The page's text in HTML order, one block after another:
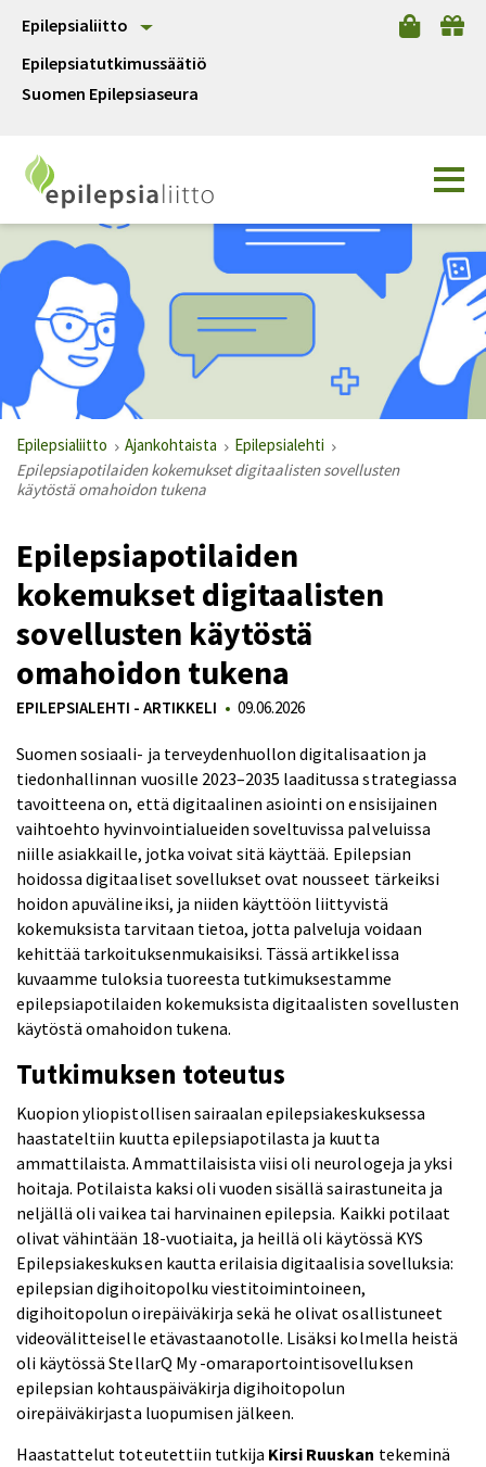
Epilepsialiitto
Epilepsiatutkimussäätiö
Suomen Epilepsiaseura
Epilepsialiitto Ajankohtaista
Epilepsialehti
Epilepsiapotilaiden kokemukset digitaalisten sovellusten
käytöstä omahoidon tukena
Epilepsiapotilaiden
kokemukset digitaalisten
sovellusten käytöstä
omahoidon tukena
EPILEPSIALEHTI - ARTIKKELI 09.06.2026
Suomen sosiaali- ja terveydenhuollon digitalisaation ja
tiedonhallinnan vuosille 2023–2035 laaditussa strategiassa
tavoitteena on, että digitaalinen asiointi on ensisijainen
vaihtoehto hyvinvointialueiden soveltuvissa palveluissa
niille asiakkaille, jotka voivat sitä käyttää. Epilepsian
hoidossa digitaaliset sovellukset ovat nousseet tärkeiksi
hoidon apuvälineiksi, ja niiden käyttöön liittyvistä
kokemuksista tarvitaan tietoa, jotta palveluja voidaan
kehittää tarkoituksenmukaisiksi. Tässä artikkelissa
kuvaamme tuloksia tuoreesta tutkimuksestamme
epilepsiapotilaiden kokemuksista digitaalisten sovellusten
käytöstä omahoidon tukena.
Tutkimuksen toteutus
Kuopion yliopistollisen sairaalan epilepsiakeskuksessa
haastateltiin kuutta epilepsiapotilasta ja kuutta
ammattilaista. Ammattilaisista viisi oli neurologeja ja yksi
hoitaja. Potilaista kaksi oli vuoden sisällä sairastuneita ja
neljällä oli vaikea tai harvinainen epilepsia. Kaikki potilaat
olivat vähintään 18-vuotiaita, ja heillä oli käytössä KYS
Epilepsiakeskuksen kautta erilaisia digitaalisia sovelluksia:
epilepsian digihoitopolku viestitoimintoineen,
digihoitopolun oirepäiväkirja sekä he olivat osallistuneet
videovälitteiselle etävastaanotolle. Lisäksi kolmella heistä
oli käytössä StellarQ My -omaraportointisovelluksen
epilepsian kohtauspäiväkirja digihoitopolun
oirepäiväkirjasta luopumisen jälkeen.
Haastattelut toteutettiin tutkija Kirsi Ruuskan tekeminä